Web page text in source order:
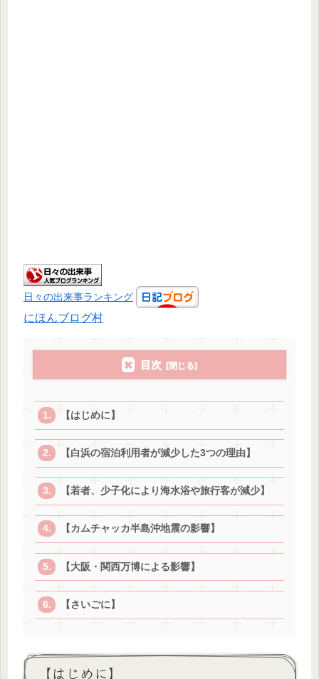
日々の出来事ランキング
にほんブログ村
目次
【はじめに】
【白浜の宿泊利用者が減少した3つの理由】
【若者、少子化により海水浴や旅行客が減少】
【カムチャッカ半島沖地震の影響】
【大阪・関西万博による影響】
【さいごに】
【はじめに】